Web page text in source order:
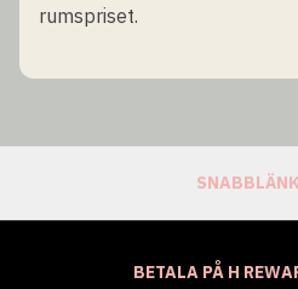
rumspriset.
BETALA PÅ H